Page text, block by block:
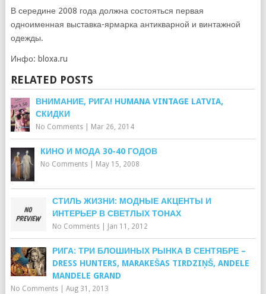
В середине 2008 года должна состояться первая
одноименная выставка-ярмарка антикварной и винтажной
одежды.
Инфо: bloxa.ru
RELATED POSTS
ВНИМАНИЕ, РИГА! HUMANA VINTAGE LATVIA,
СКИДКИ
No Comments| Mar 26, 2014
КИНО И МОДА 30-40 ГОДОВ
No Comments| May 15, 2008
СТИЛЬ ЖИЗНИ: МОДНЫЕ АКЦЕНТЫ И
ИНТЕРЬЕР В СВЕТЛЫХ ТОНАХ
No Comments| Jan 11, 2012
РИГА: ТРИ БЛОШИНЫХ РЫНКА В СЕНТЯБРЕ –
DRESS HUNTERS, MARAKEŠAS TIRDZIŅŠ, ANDELE
MANDELE GRAND
No Comments| Aug 31, 2013